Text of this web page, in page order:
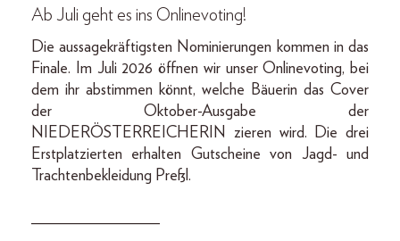
Ab Juli geht es ins Onlinevoting!
Die aussagekräftigsten Nominierungen kommen in das
Finale. Im Juli 2026 öffnen wir unser Onlinevoting, bei
dem ihr abstimmen könnt, welche Bäuerin das Cover
der Oktober-Ausgabe der
NIEDERÖSTERREICHERIN zieren wird. Die drei
Erstplatzierten erhalten Gutscheine von Jagd- und
Trachtenbekleidung Preßl.
________________